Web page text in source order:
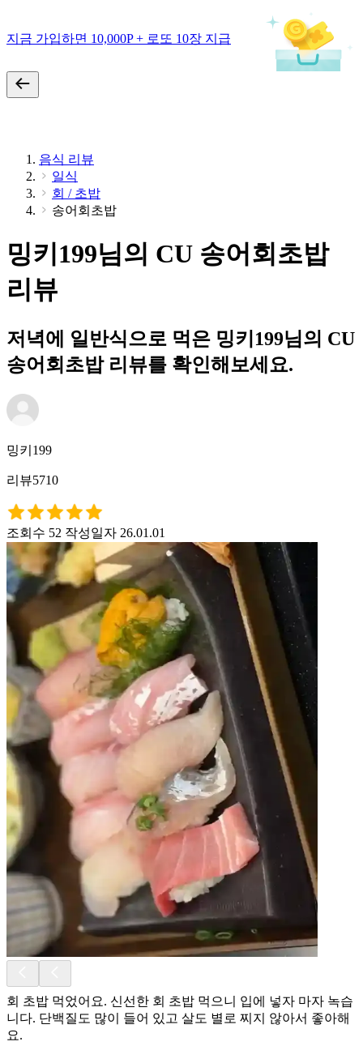
지금 가입하면 10,000P + 로또 10장 지급
음식 리뷰
일식
회 / 초밥
송어회초밥
밍키199님의 CU 송어회초밥
리뷰
저녁에 일반식으로 먹은 밍키199님의 CU
송어회초밥 리뷰를 확인해보세요.
밍키199
리뷰5710
조회수 52 작성일자 26.01.01
회 초밥 먹었어요. 신선한 회 초밥 먹으니 입에 넣자 마자 녹습
니다. 단백질도 많이 들어 있고 살도 별로 찌지 않아서 좋아해
요.